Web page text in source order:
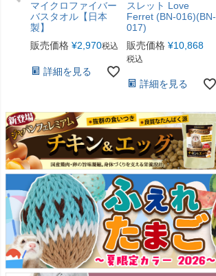
マイクロファイバー
バスタオル【日本
製】
販売価格 ¥2,970税込
詳細を見る
スレット Love
Ferret (BN-016)(BN-
017)
販売価格 ¥10,868
税込
詳細を見る